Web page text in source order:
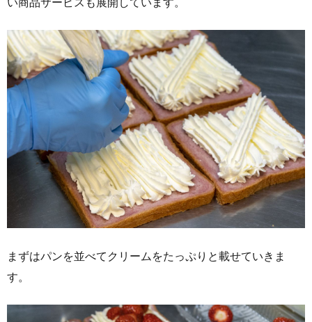
まずはパンを並べてクリームをたっぷりと載せていきま
す。